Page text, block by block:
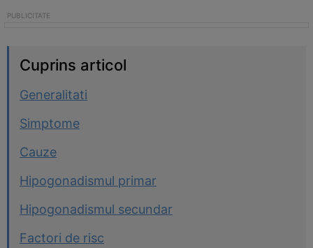
Cuprins articol
Generalitati
Simptome
Cauze
Hipogonadismul primar
Hipogonadismul secundar
Factori de risc